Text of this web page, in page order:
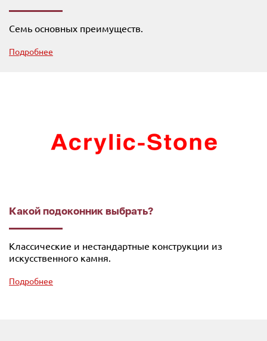
Семь основных преимуществ.
Подробнее
Какой подоконник выбрать?
Классические и нестандартные конструкции из
искусственного камня.
Подробнее